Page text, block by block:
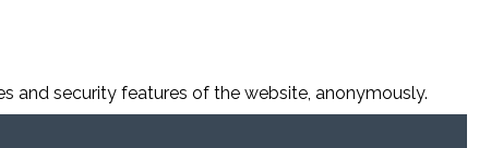
and security features of the website, anonymously.